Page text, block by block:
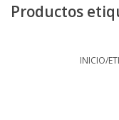
Productos
INICIO/